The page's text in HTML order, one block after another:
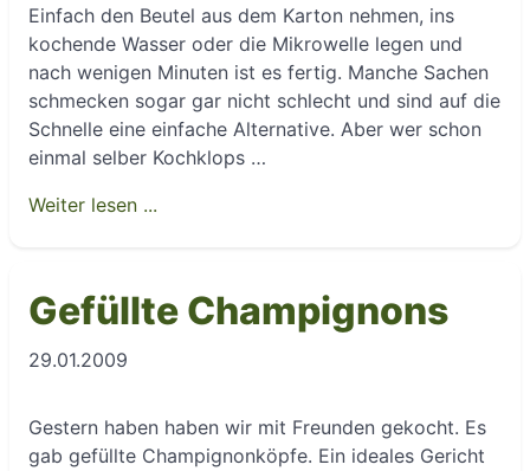
Einfach den Beutel aus dem Karton nehmen, ins
kochende Wasser oder die Mikrowelle legen und
nach wenigen Minuten ist es fertig. Manche Sachen
schmecken sogar gar nicht schlecht und sind auf die
Schnelle eine einfache Alternative. Aber wer schon
einmal selber Kochklops …
Weiter lesen ...
Gefüllte Champignons
29.01.2009
Gestern haben haben wir mit Freunden gekocht. Es
gab gefüllte Champignonköpfe. Ein ideales Gericht